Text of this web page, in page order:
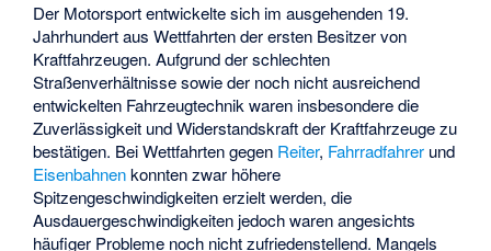
Der Motorsport entwickelte sich im ausgehenden 19.
Jahrhundert aus Wettfahrten der ersten Besitzer von
Kraftfahrzeugen. Aufgrund der schlechten
Straßenverhältnisse sowie der noch nicht ausreichend
entwickelten Fahrzeugtechnik waren insbesondere die
Zuverlässigkeit und Widerstandskraft der Kraftfahrzeuge zu
bestätigen. Bei Wettfahrten gegen Reiter, Fahrradfahrer und
Eisenbahnenkonnten zwar höhere
Spitzengeschwindigkeiten erzielt werden, die
Ausdauergeschwindigkeiten jedoch waren angesichts
häufiger Probleme noch nicht zufriedenstellend. Mangels